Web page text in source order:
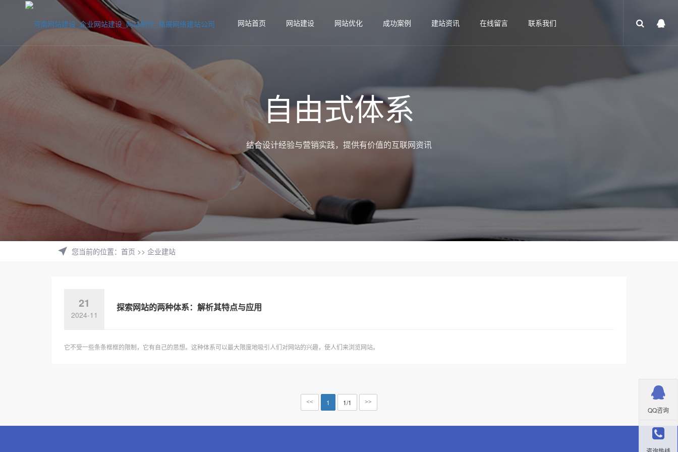
网站首页 网站建设 网站优化 成功案例 建站资讯 在线留言 联系我们
自由式体系
结合设计经验与营销实践，提供有价值的互联网资讯
您当前的位置： 首页 >> 企业建站
21
2024-11
探索网站的两种体系：解析其特点与应用
它不受一些条条框框的限制，它有自己的思想。这种体系可以最大限度地吸引人们对网站的兴趣，使人们来浏览网站。
<< 1 1/1 >>
QQ咨询